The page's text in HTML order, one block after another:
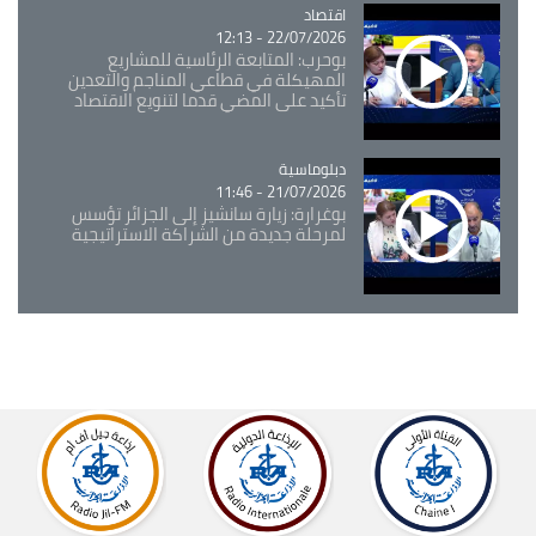
Catégorie
اقتصاد
22/07/2026 - 12:13
بوحرب: المتابعة الرئاسية للمشاريع
المهيكلة في قطاعي المناجم والتعدين
تأكيد على المضي قدما لتنويع الاقتصاد
Catégorie
دبلوماسية
21/07/2026 - 11:46
بوغرارة: زيارة سانشيز إلى الجزائر تؤسس
لمرحلة جديدة من الشراكة الاستراتيجية